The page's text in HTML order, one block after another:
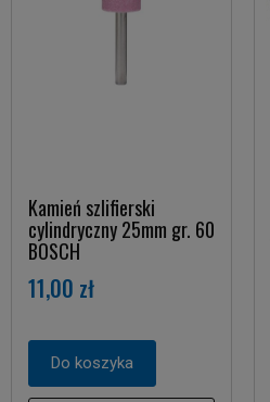
Kamień szlifierski
cylindryczny 25mm gr. 60
BOSCH
11,00 zł
Do koszyka